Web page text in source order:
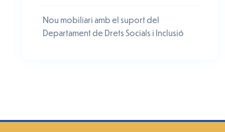
Nou mobiliari amb el suport del
Departament de Drets Socials i Inclusió